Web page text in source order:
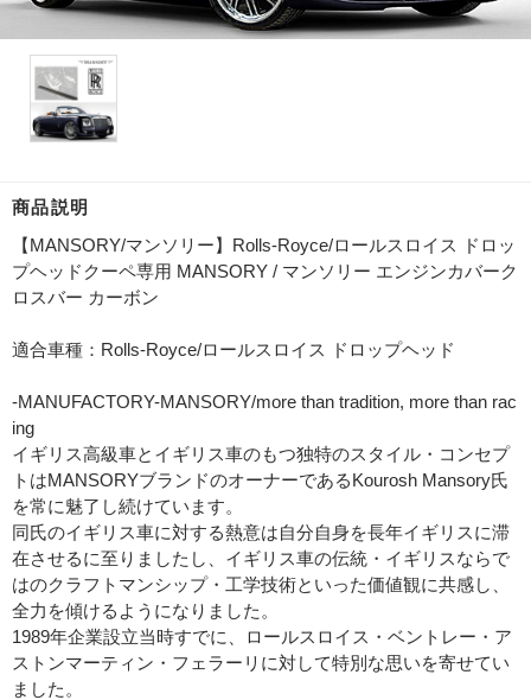
商品説明
【MANSORY/マンソリー】Rolls-Royce/ロールスロイス ドロッ
プヘッドクーペ専用 MANSORY / マンソリー エンジンカバーク
ロスバー カーボン
適合車種：Rolls-Royce/ロールスロイス ドロップヘッド
-MANUFACTORY-MANSORY/more than tradition, more than rac
ing
イギリス高級車とイギリス車のもつ独特のスタイル・コンセプ
トはMANSORYブランドのオーナーであるKourosh Mansory氏
を常に魅了し続けています。
同氏のイギリス車に対する熱意は自分自身を長年イギリスに滞
在させるに至りましたし、イギリス車の伝統・イギリスならで
はのクラフトマンシップ・工学技術といった価値観に共感し、
全力を傾けるようになりました。
1989年企業設立当時すでに、ロールスロイス・ベントレー・ア
ストンマーティン・フェラーリに対して特別な思いを寄せてい
ました。